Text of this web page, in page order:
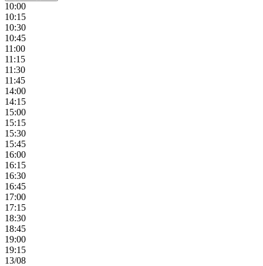
10:00
10:15
10:30
10:45
11:00
11:15
11:30
11:45
14:00
14:15
15:00
15:15
15:30
15:45
16:00
16:15
16:30
16:45
17:00
17:15
18:30
18:45
19:00
19:15
13/08